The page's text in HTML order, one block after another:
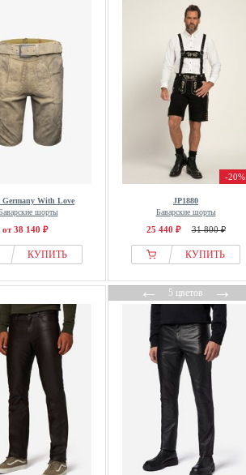
Germany With Love
шорты
от 38 140 ₽
КУПИТЬ
-20%
JP1880
Баварские шорты
25 440 ₽ 31 800 ₽
КУПИТЬ
←5 цветов→